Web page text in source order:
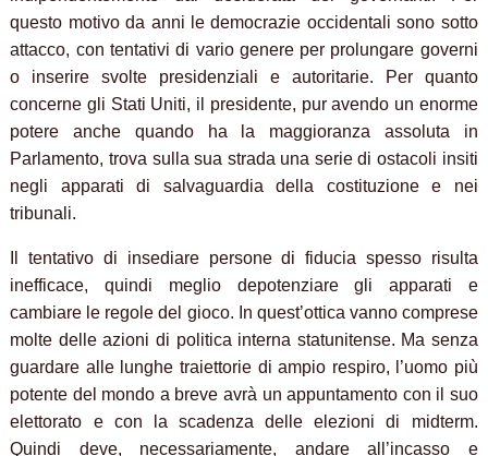
questo motivo da anni le democrazie occidentali sono sotto
attacco, con tentativi di vario genere per prolungare governi
o inserire svolte presidenziali e autoritarie. Per quanto
concerne gli Stati Uniti, il presidente, pur avendo un enorme
potere anche quando ha la maggioranza assoluta in
Parlamento, trova sulla sua strada una serie di ostacoli insiti
negli apparati di salvaguardia della costituzione e nei
tribunali.
Il tentativo di insediare persone di fiducia spesso risulta
inefficace, quindi meglio depotenziare gli apparati e
cambiare le regole del gioco. In quest’ottica vanno comprese
molte delle azioni di politica interna statunitense. Ma senza
guardare alle lunghe traiettorie di ampio respiro, l’uomo più
potente del mondo a breve avrà un appuntamento con il suo
elettorato e con la scadenza delle elezioni di midterm.
Quindi deve, necessariamente, andare all’incasso e